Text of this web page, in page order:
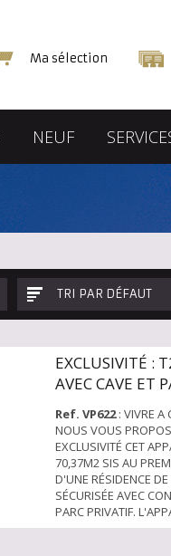
Ma sélection
NEUF
TRI PAR DÉFAUT
EXCLUSIVITÉ :
AVEC CAVE ET
Ref. VP622: VIVRE A
NOUS VOUS
EXCLUSIVITÉ CET
70,37M2 SIS AU
D'UNE RÉSIDENCE
SÉCURISÉE AVEC
PARC PRIVATIF.
OFFRE UNE ENTRÉE